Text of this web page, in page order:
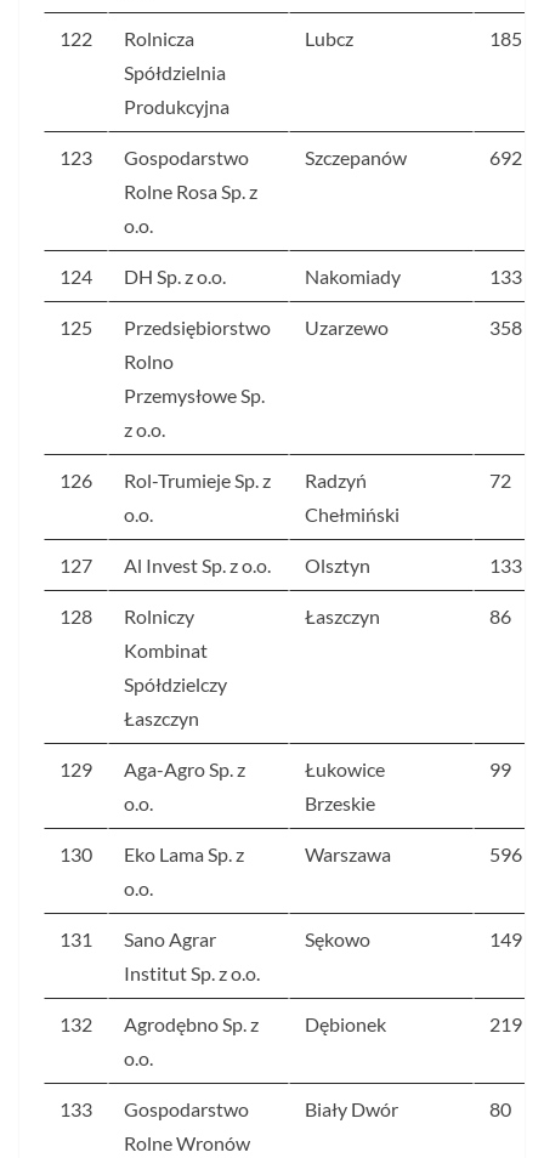
122
Rolnicza
Spółdzielnia
Produkcyjna
Lubcz 185
123
Gospodarstwo
Rolne Rosa Sp. z
o.o.
Szczepanów 692
124 DH Sp. z o.o. Nakomiady 133
125
Przedsiębiorstwo
Rolno
Przemysłowe Sp.
z o.o.
Uzarzewo 358
126
Rol-Trumieje Sp. z
o.o.
Radzyń
Chełmiński
72
127 Al Invest Sp. z o.o. Olsztyn 133
128
Rolniczy
Kombinat
Spółdzielczy
Łaszczyn
Łaszczyn 86
129
Aga-Agro Sp. z
o.o.
Łukowice
Brzeskie
99
130
Eko Lama Sp. z
o.o.
Warszawa 596
131
Sano Agrar
Institut Sp. z o.o.
Sękowo 149
132
Agrodębno Sp. z
o.o.
Dębionek 219
133
Gospodarstwo
Rolne Wronów
Biały Dwór 80